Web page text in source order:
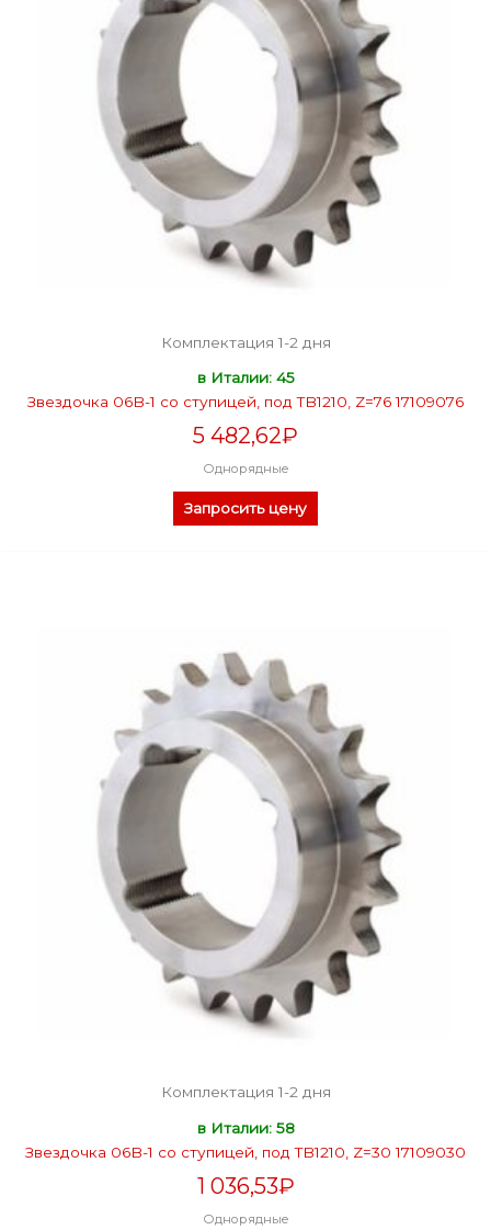
Комплектация 1-2 дня
в Италии: 45
Звездочка 06B-1 со ступицей, под TB1210, Z=76 17109076
5 482,62₽
Однорядные
Запросить цену
Комплектация 1-2 дня
в Италии: 58
Звездочка 06B-1 со ступицей, под TB1210, Z=30 17109030
1 036,53₽
Однорядные